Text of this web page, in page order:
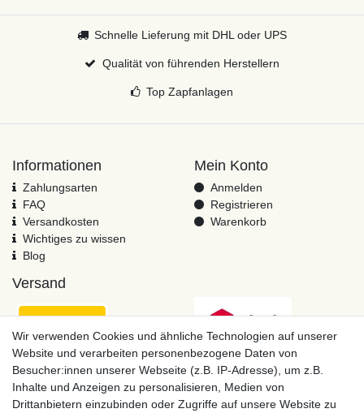
Schnelle Lieferung mit DHL oder UPS
Qualität von führenden Herstellern
Top Zapfanlagen
Informationen
Zahlungsarten
FAQ
Versandkosten
Wichtiges zu wissen
Blog
Mein Konto
Anmelden
Registrieren
Warenkorb
Versand
Wir verwenden Cookies und ähnliche Technologien auf unserer
Website und verarbeiten personenbezogene Daten von
Besucher:innen unserer Webseite (z.B. IP-Adresse), um z.B.
Inhalte und Anzeigen zu personalisieren, Medien von
Drittanbietern einzubinden oder Zugriffe auf unsere Website zu